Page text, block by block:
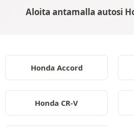
Aloita antamalla autosi
Honda Accord
Honda CR-V